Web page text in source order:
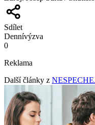
Sdílet
Dennívýzva
0
Reklama
Další články z